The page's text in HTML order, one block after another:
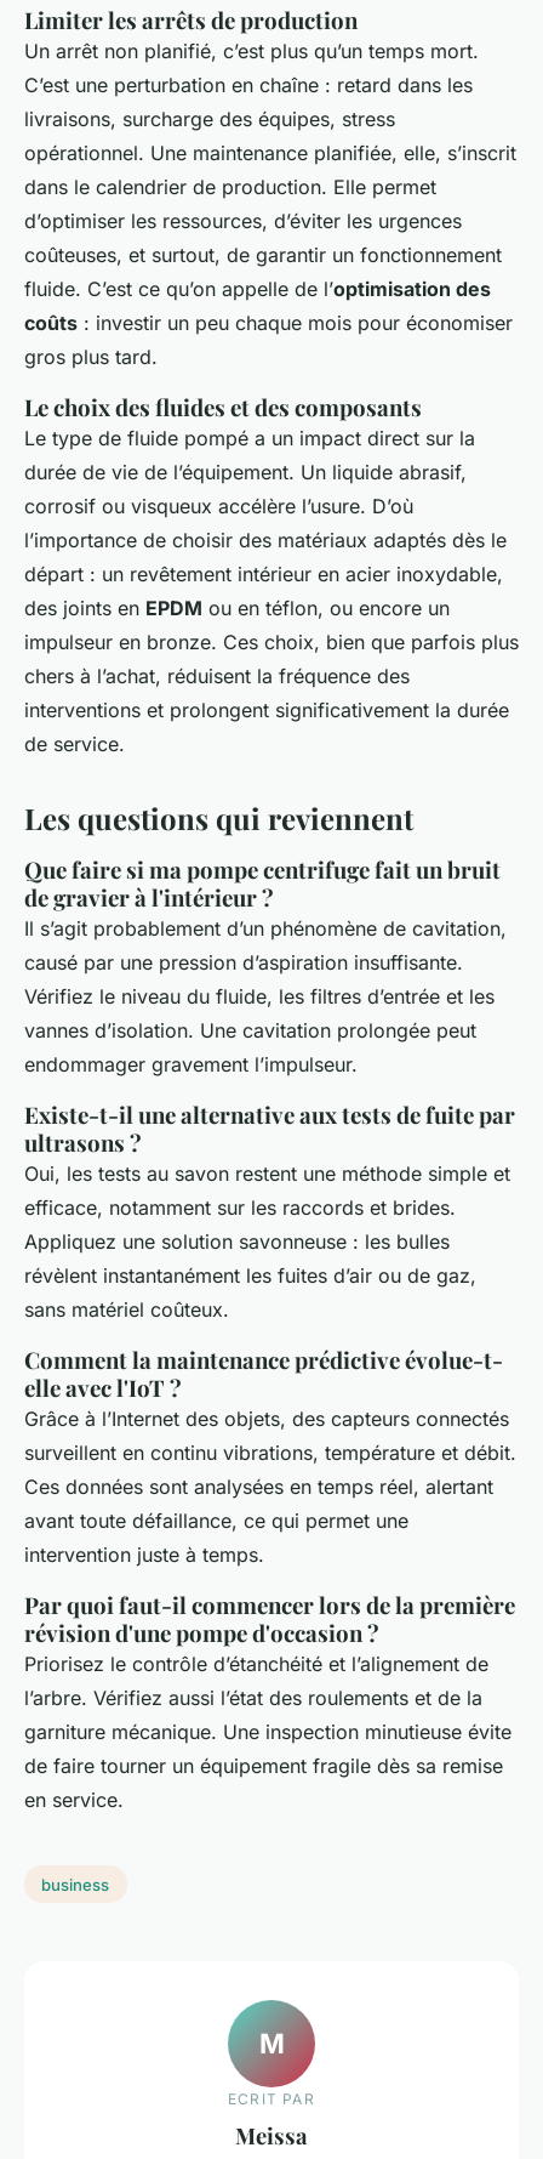
Limiter les arrêts de production
Un arrêt non planifié, c’est plus qu’un temps mort.
C’est une perturbation en chaîne : retard dans les
livraisons, surcharge des équipes, stress
opérationnel. Une maintenance planifiée, elle, s’inscrit
dans le calendrier de production. Elle permet
d’optimiser les ressources, d’éviter les urgences
coûteuses, et surtout, de garantir un fonctionnement
fluide. C’est ce qu’on appelle de l’optimisation des
coûts : investir un peu chaque mois pour économiser
gros plus tard.
Le choix des fluides et des composants
Le type de fluide pompé a un impact direct sur la
durée de vie de l’équipement. Un liquide abrasif,
corrosif ou visqueux accélère l’usure. D’où
l’importance de choisir des matériaux adaptés dès le
départ : un revêtement intérieur en acier inoxydable,
des joints en EPDM ou en téflon, ou encore un
impulseur en bronze. Ces choix, bien que parfois plus
chers à l’achat, réduisent la fréquence des
interventions et prolongent significativement la durée
de service.
Les questions qui reviennent
Que faire si ma pompe centrifuge fait un bruit
de gravier à l'intérieur ?
Il s’agit probablement d’un phénomène de cavitation,
causé par une pression d’aspiration insuffisante.
Vérifiez le niveau du fluide, les filtres d’entrée et les
vannes d’isolation. Une cavitation prolongée peut
endommager gravement l’impulseur.
Existe-t-il une alternative aux tests de fuite par
ultrasons ?
Oui, les tests au savon restent une méthode simple et
efficace, notamment sur les raccords et brides.
Appliquez une solution savonneuse : les bulles
révèlent instantanément les fuites d’air ou de gaz,
sans matériel coûteux.
Comment la maintenance prédictive évolue-t-
elle avec l'IoT ?
Grâce à l’Internet des objets, des capteurs connectés
surveillent en continu vibrations, température et débit.
Ces données sont analysées en temps réel, alertant
avant toute défaillance, ce qui permet une
intervention juste à temps.
Par quoi faut-il commencer lors de la première
révision d'une pompe d'occasion ?
Priorisez le contrôle d’étanchéité et l’alignement de
l’arbre. Vérifiez aussi l’état des roulements et de la
garniture mécanique. Une inspection minutieuse évite
de faire tourner un équipement fragile dès sa remise
en service.
business
M
ECRIT PAR
Meissa